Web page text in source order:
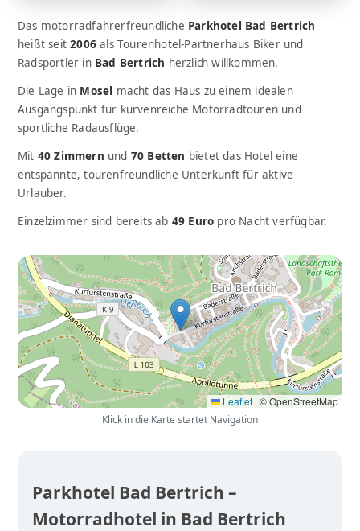
Das motorradfahrerfreundliche Parkhotel Bad Bertrich
heißt seit2006 als Tourenhotel-Partnerhaus Biker und
Radsportler in Bad Bertrich herzlich willkommen.
Die Lage in Mosel macht das Haus zu einem idealen
Ausgangspunkt für kurvenreiche Motorradtouren und
sportliche Radausflüge.
Mit 40 Zimmern und 70 Betten bietet das Hotel eine
entspannte, tourenfreundliche Unterkunft für aktive
Urlauber.
Einzelzimmer sind bereits ab 49 Euro pro Nacht verfügbar.
Leaflet | © OpenStreetMap
Klick in die Karte startet Navigation
Parkhotel Bad Bertrich –
Motorradhotel in Bad Bertrich